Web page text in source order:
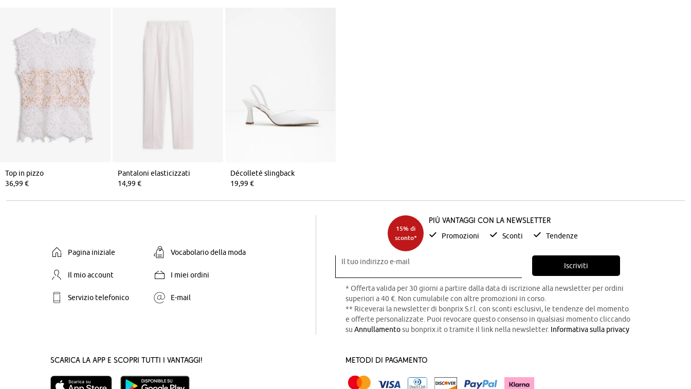
Top in pizzo
36,99 €
Pantaloni elasticizzati
14,99 €
Décolleté slingback
19,99 €
Pagina iniziale Vocabolario della moda
Il mio account I miei ordini
Servizio telefonico E-mail
15% di
sconto*
Più vantaggi con la newsletter
Promozioni Sconti Tendenze
Il tuo indirizzo e-mail Iscriviti
* Offerta valida per 30 giorni a partire dalla data di iscrizione alla newsletter per ordini
superiori a 40 €. Non cumulabile con altre promozioni in corso.
** Riceverai la newsletter di bonprix S.r.l. con sconti esclusivi, le tendenze del momento
e offerte personalizzate. Puoi revocare questo consenso in qualsiasi momento cliccando
su Annullamentosu bonprix.it o tramite il link nella newsletter. Informativa sulla privacy
Scarica la App e scopri tutti i vantaggi! Metodi di pagamento